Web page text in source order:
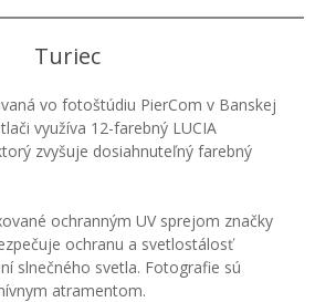
Turiec
vo fotoštúdiu PierCom v Banskej
využíva 12-farebný LUCIA
zvyšuje dosiahnuteľný farebný
ochranným UV sprejom značky
ochranu a svetlostálosť
slnečného svetla. Fotografie sú
atramentom.